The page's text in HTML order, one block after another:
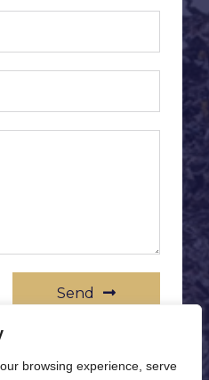
browsing experience, serve
Send